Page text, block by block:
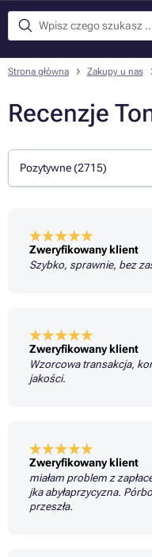
Strona główna Zakupy u nas
Recenzje
Pozytywne (2715)
Zweryfikowany klient
Szybko, sprawnie, bez
Zweryfikowany klient
Wzorcowa transakcja,
jakości.
Zweryfikowany klient
miałam problem z
jka abyłaprzycyzna.
przeszła.